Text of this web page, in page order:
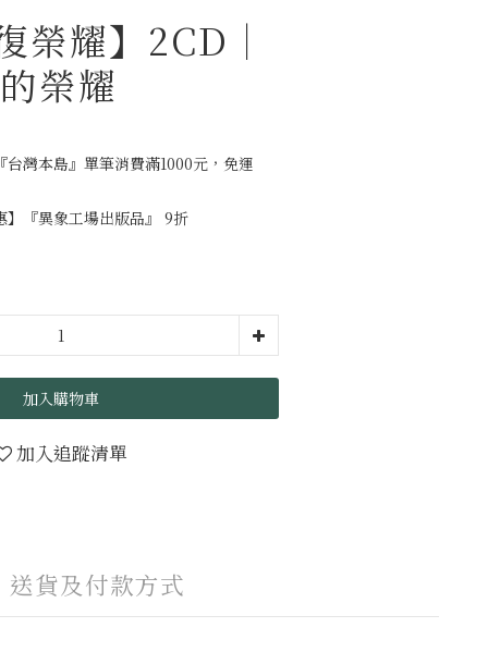
榮耀】2CD｜
榮耀
灣本島』單筆消費滿1000元，免運
】『異象工場出版品』 9折
加入購物車
加入追蹤清單
送貨及付款方式